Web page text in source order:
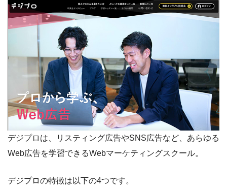
デジプロは、リスティング広告やSNS広告など、あらゆる
Web広告を学習できるWebマーケティングスクール。
デジプロの特徴は以下の4つです。